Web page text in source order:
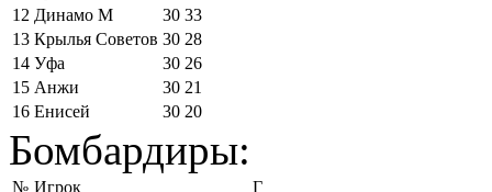
12 Динамо М 30 33
13 Крылья Советов 30 28
14 Уфа 30 26
15 Анжи 30 21
16 Енисей 30 20
Бомбардиры:
№ Игрок
Г